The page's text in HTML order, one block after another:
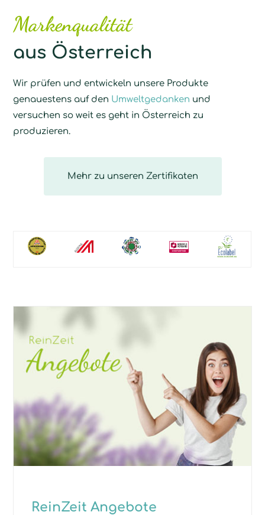
Markenqualität
aus Österreich
Wir prüfen und entwickeln unsere Produkte
genauestens auf den Umweltgedanken und
versuchen so weit es geht in Österreich zu
produzieren.
Mehr zu unseren Zertifikaten
ReinZeit Angebote